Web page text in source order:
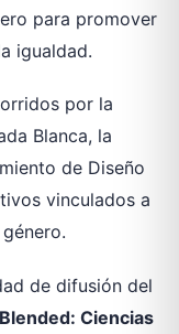
para promover
igualdad.
por la
Blanca, la
de Diseño
vinculados a
de difusión del
Ciencias